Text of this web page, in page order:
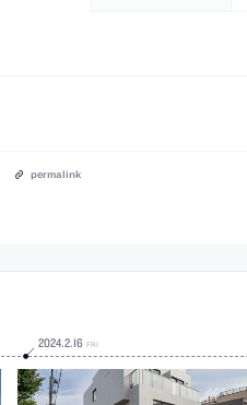
permalink
2024.2.16 FRI